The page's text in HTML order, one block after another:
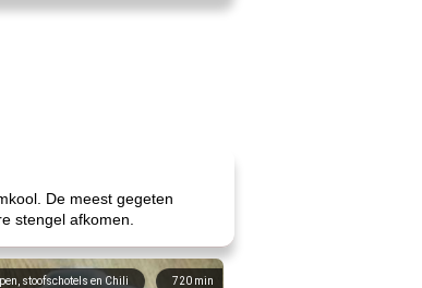
De meest gegeten
stengel afkomen.
720 min
stoofschotels en Chili